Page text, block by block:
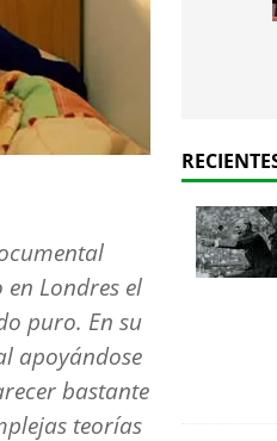
Londres el
puro. En su
apoyándose
bastante
teorías